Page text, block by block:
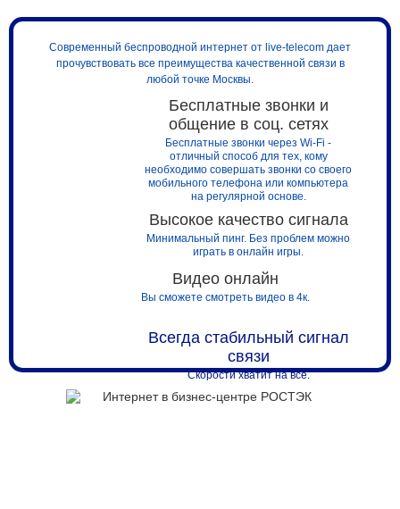
Современный беспроводной интернет от live-telecom дает
прочувствовать все преимущества качественной связи в
любой точке Москвы.
Бесплатные звонки и
общение в соц. сетях
Бесплатные звонки через Wi-Fi -
отличный способ для тех, кому
необходимо совершать звонки со своего
мобильного телефона или компьютера
на регулярной основе.
Высокое качество сигнала
Минимальный пинг. Без проблем можно
играть в онлайн игры.
Видео онлайн
Вы сможете смотреть видео в 4к.
Всегда стабильный сигнал
связи
Скорости хватит на всё.